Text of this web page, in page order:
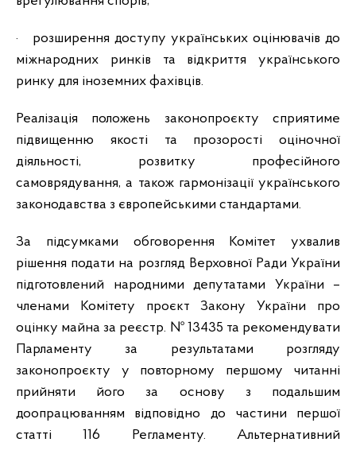
·
розширення доступу українських оцінювачів до
міжнародних ринків та відкриття українського
ринку для іноземних фахівців.
Реалізація положень законопроєкту сприятиме
підвищенню якості та прозорості оціночної
діяльності, розвитку професійного
самоврядування, а також гармонізації українського
законодавства з європейськими стандартами.
За підсумками обговорення Комітет ухвалив
рішення подати на розгляд Верховної Ради України
підготовлений народними депутатами України –
членами Комітету проєкт Закону України про
оцінку майна за реєстр. № 13435 та рекомендувати
Парламенту за результатами розгляду
законопроєкту у повторному першому читанні
прийняти його за основу з подальшим
доопрацюванням відповідно до частини першої
статті 116 Регламенту. Альтернативний